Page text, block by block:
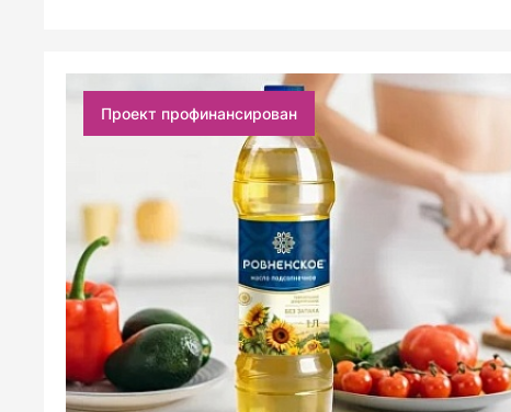
Проект профинансирован